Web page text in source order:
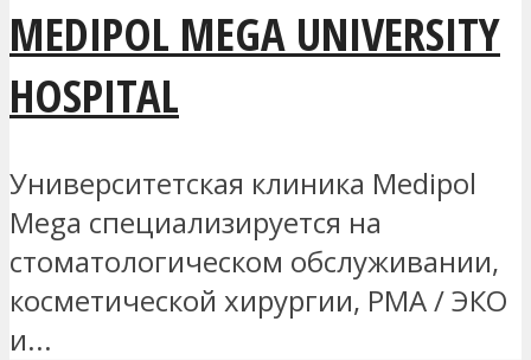
MEDIPOL MEGA UNIVERSITY
HOSPITAL
Университетская клиника Medipol
Mega специализируется на
стоматологическом обслуживании,
косметической хирургии, РМА / ЭКО
и...